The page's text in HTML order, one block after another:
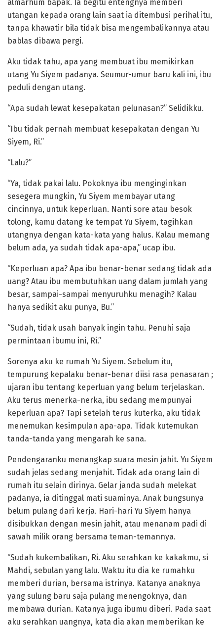
almarhum bapak. Ia begitu entengnya memberi
utangan kepada orang lain saat ia ditembusi perihal itu,
tanpa khawatir bila tidak bisa mengembalikannya atau
bablas dibawa pergi.
Aku tidak tahu, apa yang membuat ibu memikirkan
utang Yu Siyem padanya. Seumur-umur baru kali ini, ibu
peduli dengan utang.
“Apa sudah lewat kesepakatan pelunasan?” Selidikku.
“Ibu tidak pernah membuat kesepakatan dengan Yu
Siyem, Ri.”
“Lalu?”
“Ya, tidak pakai lalu. Pokoknya ibu menginginkan
sesegera mungkin, Yu Siyem membayar utang
cincinnya, untuk keperluan. Nanti sore atau besok
tolong, kamu datang ke tempat Yu Siyem, tagihkan
utangnya dengan kata-kata yang halus. Kalau memang
belum ada, ya sudah tidak apa-apa,” ucap ibu.
“Keperluan apa? Apa ibu benar-benar sedang tidak ada
uang? Atau ibu membutuhkan uang dalam jumlah yang
besar, sampai-sampai menyuruhku menagih? Kalau
hanya sedikit aku punya, Bu.”
“Sudah, tidak usah banyak ingin tahu. Penuhi saja
permintaan ibumu ini, Ri.”
Sorenya aku ke rumah Yu Siyem. Sebelum itu,
tempurung kepalaku benar-benar diisi rasa penasaran ;
ujaran ibu tentang keperluan yang belum terjelaskan.
Aku terus menerka-nerka, ibu sedang mempunyai
keperluan apa? Tapi setelah terus kuterka, aku tidak
menemukan kesimpulan apa-apa. Tidak kutemukan
tanda-tanda yang mengarah ke sana.
Pendengaranku menangkap suara mesin jahit. Yu Siyem
sudah jelas sedang menjahit. Tidak ada orang lain di
rumah itu selain dirinya. Gelar janda sudah melekat
padanya, ia ditinggal mati suaminya. Anak bungsunya
belum pulang dari kerja. Hari-hari Yu Siyem hanya
disibukkan dengan mesin jahit, atau menanam padi di
sawah milik orang bersama teman-temannya.
“Sudah kukembalikan, Ri. Aku serahkan ke kakakmu, si
Mahdi, sebulan yang lalu. Waktu itu dia ke rumahku
memberi durian, bersama istrinya. Katanya anaknya
yang sulung baru saja pulang menengoknya, dan
membawa durian. Katanya juga ibumu diberi. Pada saat
aku serahkan uangnya, kata dia akan memberikan ke